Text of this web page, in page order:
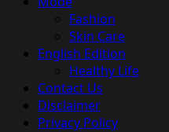
Fashion
Skin Care
English Edition
Healthy Life
Contact Us
Disclaimer
Privacy Policy